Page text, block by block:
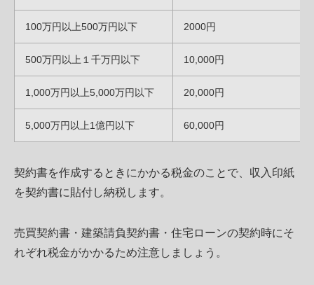
100万円以上500万円以下 2000円
500万円以上１千万円以下 10,000円
1,000万円以上5,000万円以下 20,000円
5,000万円以上1億円以下 60,000円
契約書を作成するときにかかる税金のことで、収入印紙
を契約書に貼付し納税します。
売買契約書・建築請負契約書・住宅ローンの契約時にそ
れぞれ税金がかかるため注意しましょう。